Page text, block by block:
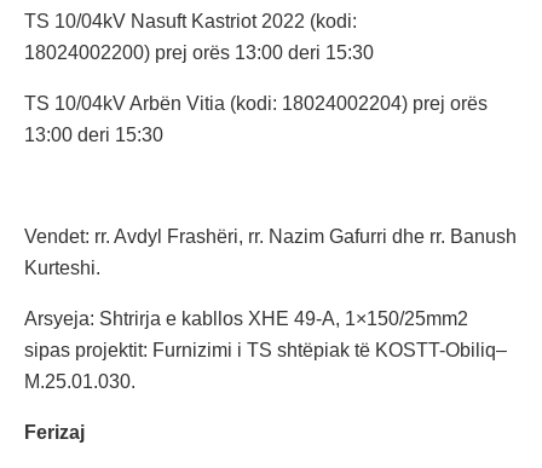
TS 10/04kV Nasuft Kastriot 2022 (kodi:
18024002200) prej orës 13:00 deri 15:30
TS 10/04kV Arbën Vitia (kodi: 18024002204) prej orës
13:00 deri 15:30
Vendet: rr. Avdyl Frashëri, rr. Nazim Gafurri dhe rr. Banush
Kurteshi.
Arsyeja: Shtrirja e kabllos XHE 49-A, 1×150/25mm2
sipas projektit: Furnizimi i TS shtëpiak të KOSTT-Obiliq–
M.25.01.030.
Ferizaj